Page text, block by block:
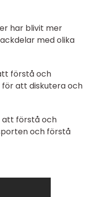
har blivit mer
med olika
förstå och
för att diskutera och
att förstå och
och förstå